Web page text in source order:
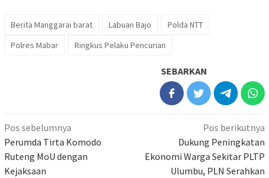
Berita Manggarai barat Labuan Bajo
Polda NTT
Polres Mabar
Ringkus Pelaku Pencurian
SEBARKAN
Navigasi
pos
Pos sebelumnya
Perumda Tirta Komodo
Ruteng MoU dengan
Kejaksaan
Pos berikutnya
Dukung Peningkatan
Ekonomi Warga Sekitar PLTP
Ulumbu, PLN Serahkan